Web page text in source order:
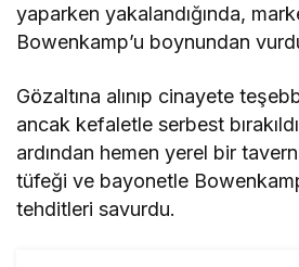
yaparken yakalandığında,
Bowenkamp’u boynundan
Gözaltına alınıp cinayete
ancak kefaletle serbest
ardından hemen yerel bir
tüfeği ve bayonetle
tehditleri savurdu.